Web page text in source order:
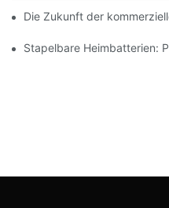
Die Zukunft der
Stapelbare Heimbatterien: